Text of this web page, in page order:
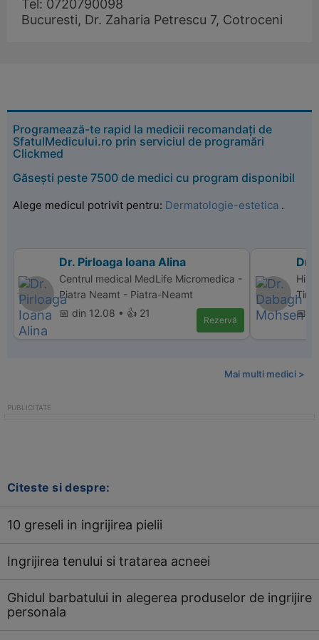
Tel: 0720790098
Bucuresti, Dr. Zaharia Petrescu 7, Cotroceni
Programează-te rapid la medicii recomandați de
SfatulMedicului.ro prin serviciul de programări
Clickmed
Găsești peste 7500 de medici cu program disponibil
Alege medicul potrivit pentru: Dermatologie-estetica .
Dr. Pirloaga Ioana Alina
Centrul medical MedLife Micromedica -
Piatra Neamt - Piatra-Neamt
📅 din 12.08 • 👍 21
Rezervă
Dr.
📅
Mai multi medici >
Citeste si despre:
10 greseli in ingrijirea pielii
Ingrijirea tenului si tratarea acneei
Ghidul barbatului in alegerea produselor de ingrijire
personala